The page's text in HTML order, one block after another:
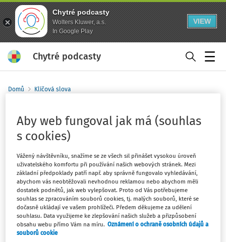
Chytré podcasty
Wolters Kluwer, a.s.
In Google Play
VIEW
Chytré podcasty
Domů Klíčová slova
Sledovat klíčové slovo
Počet vyhledaných dokumentů:3
Řadit podle: Nejnovější Nejstarší
NOVELIZACE
Funkční měna
Aby web fungoval jak má (souhlas
s cookies)
Vážený návštěvníku, snažíme se ze všech sil přinášet vysokou úroveň
uživatelského komfortu při používání našich webových stránek. Mezi
základní předpoklady patří např. aby správně fungovalo vyhledávání,
abychom vás neobtěžovali nevhodnou reklamou nebo abychom měli
dostatek podnětů, jak web vylepšovat. Proto od Vás potřebujeme
souhlas se zpracováním souborů cookies, tj. malých souborů, které se
dočasně ukládají ve vašem prohlížeči. Předem děkujeme za udělení
souhlasu. Data využijeme ke zlepšování našich služeb a přizpůsobení
obsahu webu přímo Vám na míru. Oznámení o ochraně osobních údajů a
souborů cookie